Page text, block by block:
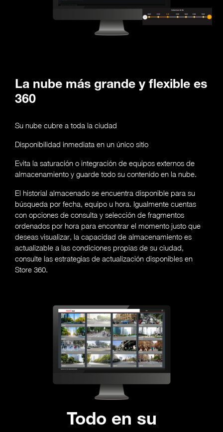
La nube más grande y flexible es
360
Su nube cubre a toda la ciudad
Disponibilidad inmediata en un único sitio
Evita la saturación o integración de equipos externos de
almacenamiento y guarde todo su contenido en la nube.
El historial almacenado se encuentra disponible para su
búsqueda por fecha, equipo u hora. Igualmente cuentas
con opciones de consulta y selección de fragmentos
ordenados por hora para encontrar el momento justo que
deseas visualizar, la capacidad de almacenamiento es
actualizable a las condiciones propias de su ciudad,
consulte las estrategias de actualización disponibles en
Store 360.
Todo en su